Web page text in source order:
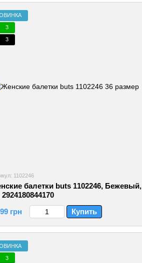
3
3
1102246
балетки buts 1102246, Бежевый,
2924180844170
грн
Купить
3